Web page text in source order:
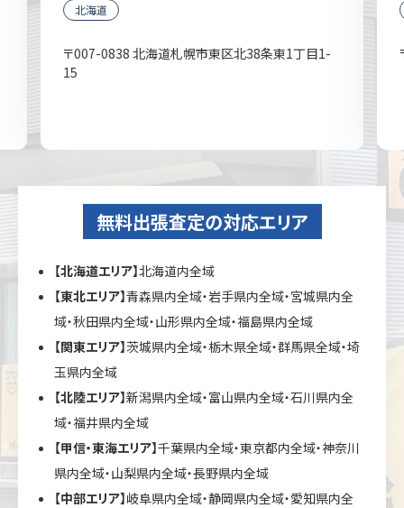
北海道
〒007-0838 北海道札幌市東区北38条東1丁目1-
15
無料出張査定の対応エリア
【北海道エリア】北海道内全域
【東北エリア】青森県内全域・岩手県内全域・宮城県内全
域・秋田県内全域・山形県内全域・福島県内全域
【関東エリア】茨城県内全域・栃木県全域・群馬県全域・埼
玉県内全域
【北陸エリア】新潟県内全域・富山県内全域・石川県内全
域・福井県内全域
【甲信・東海エリア】千葉県内全域・東京都内全域・神奈川
県内全域・山梨県内全域・長野県内全域
【中部エリア】岐阜県内全域・静岡県内全域・愛知県内全